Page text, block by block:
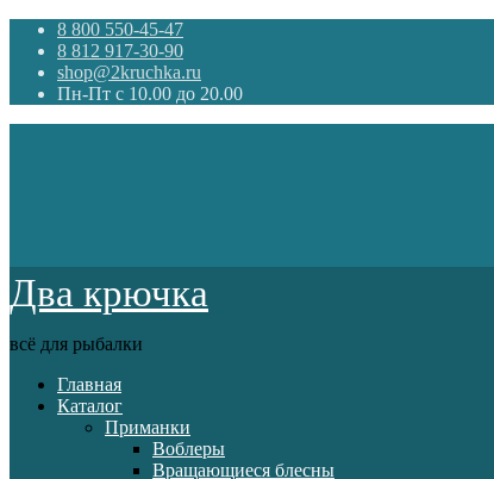
8 800 550-45-47
8 812 917-30-90
shop@2kruchka.ru
Пн-Пт с 10.00 до 20.00
Два крючка
всё для рыбалки
Главная
Каталог
Приманки
Воблеры
Вращающиеся блесны